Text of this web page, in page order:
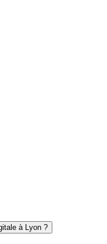
à Lyon ?